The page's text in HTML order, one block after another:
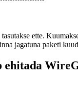
ette.
jagatuna paketi
ehitada